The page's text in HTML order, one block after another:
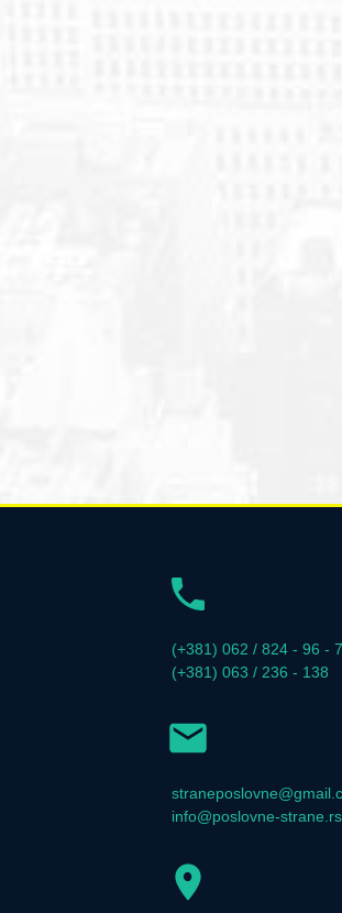
(+381) 062 / 824 - 96 -
(+381) 063 / 236 - 138
info@poslovne-strane.rs